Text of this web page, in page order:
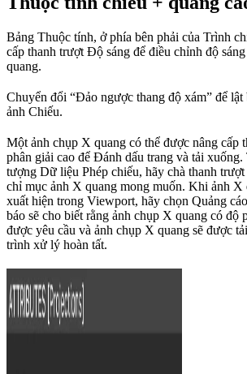
Bảng Thuộc tính, ở phía bên phải của Trình
cấp thanh trượt Độ sáng để điều chỉnh độ
quang.
Chuyển đổi “Đảo ngược thang độ xám” để lật
ảnh Chiếu.
Một ảnh chụp X quang có thể được nâng cấp
phân giải cao để Đánh dấu trang và tải
tượng Dữ liệu Phép chiếu, hãy chà thanh
chỉ mục ảnh X quang mong muốn. Khi ảnh X
xuất hiện trong Viewport, hãy chọn Quảng
báo sẽ cho biết rằng ảnh chụp X quang có độ
được yêu cầu và ảnh chụp X quang sẽ được
trình xử lý hoàn tất.